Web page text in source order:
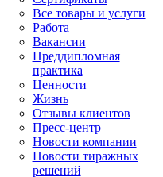
Все товары и услуги
Работа
Вакансии
Преддипломная
практика
Ценности
Жизнь
Отзывы клиентов
Пресс-центр
Новости компании
Новости тиражных
решений